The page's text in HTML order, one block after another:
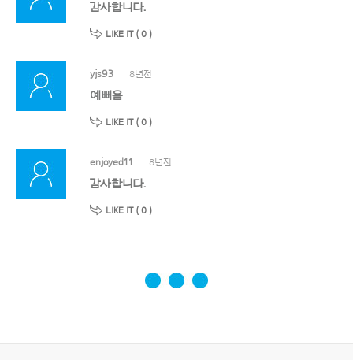
감사합니다.
LIKE IT ( 0 )
yjs93 8년전
예뻐욤
LIKE IT ( 0 )
enjoyed11 8년전
감사합니다.
LIKE IT ( 0 )